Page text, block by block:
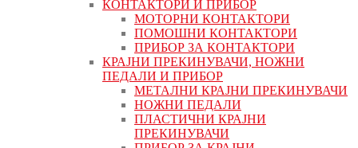
КОНТАКТОРИ И ПРИБОР
МОТОРНИ КОНТАКТОРИ
ПОМОШНИ КОНТАКТОРИ
ПРИБОР ЗА КОНТАКТОРИ
КРАЈНИ ПРЕКИНУВАЧИ, НОЖНИ
ПЕДАЛИ И ПРИБОР
МЕТАЛНИ КРАЈНИ ПРЕКИНУВАЧИ
НОЖНИ ПЕДАЛИ
ПЛАСТИЧНИ КРАЈНИ
ПРЕКИНУВАЧИ